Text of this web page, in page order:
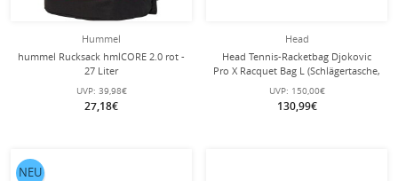
Hummel
hummel Rucksack hmlCORE 2.0 rot -
27 Liter
UVP: 39,98€
27,18€
Head
Head Tennis-Racketbag Djokovic
Pro X Racquet Bag L (Schlägertasche,
2 Hauptfächer) 2025 schwarz 9er
UVP: 150,00€
130,99€
NEU